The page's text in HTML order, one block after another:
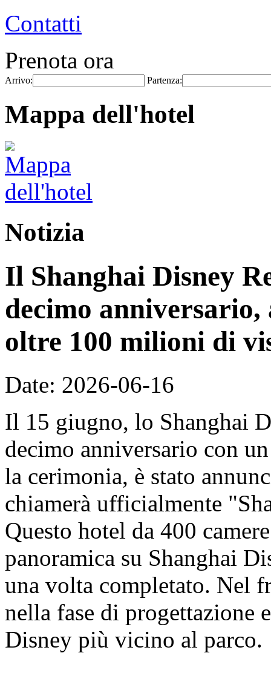
Contatti
Prenota ora
Arrivo: Partenza:
Mappa dell'hotel
Notizia
Il Shanghai Disney
decimo
oltre 100 milioni di
Date: 2026-06-16
Il 15 giugno, lo Shanghai
decimo anniversario con
la cerimonia, è stato
chiamerà ufficialmente
Questo hotel da 400
panoramica su Shanghai
una volta completato. Nel
nella fase di progettazione
Disney più vicino al parco.